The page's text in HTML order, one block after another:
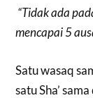
“Tidak ada
mencapai 5
Satu wasaq
satu Sha’